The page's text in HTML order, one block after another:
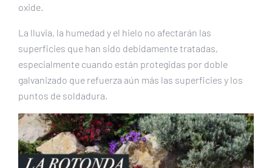
oxide.
La lluvia, la humedad y el hielo no afectarán las
superficies que han sido debidamente tratadas,
especialmente cuando están protegidas por doble
galvanizado que refuerza aún más las superficies y los
puntos de soldadura.